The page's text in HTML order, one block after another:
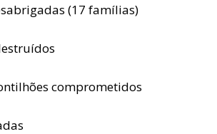
(17 famílias)
comprometidos